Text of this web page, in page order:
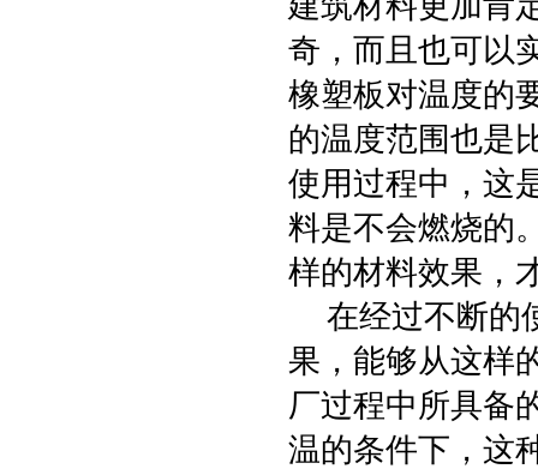
奇，而且也可以
橡塑板对温度的
的温度范围也是
使用过程中，这
料是不会燃烧的
样的材料效果，
在经过不断的
果，能够从这样
厂过程中所具备
温的条件下，这